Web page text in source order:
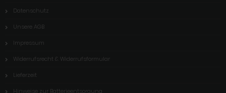
Datenschutz
Unsere AGB
Impressum
Widerrufsrecht & Widerrufsformular
Lieferzeit
Hinweise zur Batterieentsorgung